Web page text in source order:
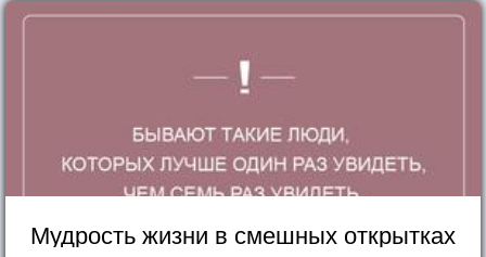
Мудрость жизни в смешных открытках